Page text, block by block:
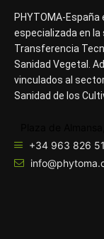
PHYTOMA-
especializada en la
Transferencia
Sanidad Vegetal.
vinculados al
Sanidad de los
+34 963 826